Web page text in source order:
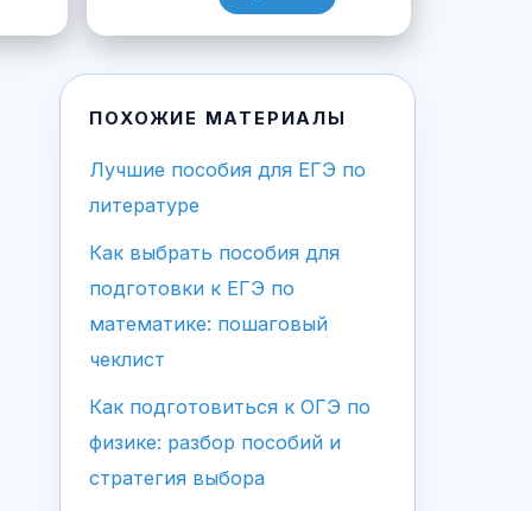
ПОХОЖИЕ МАТЕРИАЛЫ
Лучшие пособия для ЕГЭ по
литературе
Как выбрать пособия для
подготовки к ЕГЭ по
математике: пошаговый
чеклист
Как подготовиться к ОГЭ по
физике: разбор пособий и
стратегия выбора